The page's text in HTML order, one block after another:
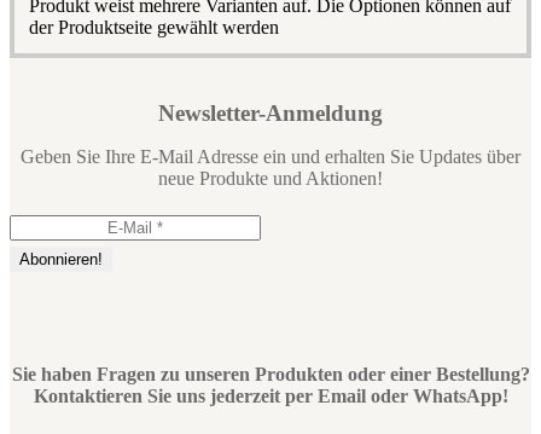
Produkt weist mehrere Varianten auf. Die Optionen können auf
der Produktseite gewählt werden
Newsletter-Anmeldung
Geben Sie Ihre E-Mail Adresse ein und erhalten Sie Updates über
neue Produkte und Aktionen!
Sie haben Fragen zu unseren Produkten oder einer Bestellung?
Kontaktieren Sie uns jederzeit per Email oder WhatsApp!